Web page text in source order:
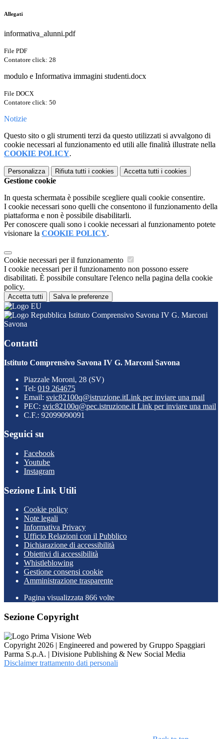
Allegati
informativa_alunni.pdf
File PDF
Contatore click: 28
modulo e Informativa immagini studenti.docx
File DOCX
Contatore click: 50
Notizie
Questo sito o gli strumenti terzi da questo utilizzati si avvalgono di
cookie necessari al funzionamento ed utili alle finalità illustrate nella
COOKIE POLICY.
Personalizza Rifiuta tutti i cookies Accetta tutti i cookies
Gestione cookie
In questa schermata è possibile scegliere quali cookie consentire.
I cookie necessari sono quelli che consentono il funzionamento della
piattaforma e non è possibile disabilitarli.
Per conoscere quali sono i cookie necessari al funzionamento potete
visionare la COOKIE POLICY.
Cookie necessari per il funzionamento
I cookie necessari per il funzionamento non possono essere
disabilitati. È possibile consultare l'elenco nella pagina della cookie
policy.
Accetta tutti Salva le preferenze
Istituto Comprensivo Savona IV G. Marconi
Savona
Contatti
Istituto Comprensivo Savona IV G. Marconi Savona
Piazzale Moroni, 28 (SV)
Tel: 019 264675
Email: svic82100q@istruzione.itLink per inviare una mail
PEC: svic82100q@pec.istruzione.it Link per inviare una mail
C.F.: 92099090091
Seguici su
Facebook
Youtube
Instagram
Sezione Link Utili
Cookie policy
Note legali
Informativa Privacy
Ufficio Relazioni con il Pubblico
Dichiarazione di accessibilità
Obiettivi di accessibilità
Whistleblowing
Gestione consensi cookie
Amministrazione trasparente
Pagina visualizzata 866 volte
Sezione Copyright
Copyright 2026 | Engineered and powered by Gruppo Spaggiari
Parma S.p.A. | Divisione Publishing & New Social Media
Disclaimer trattamento dati personali